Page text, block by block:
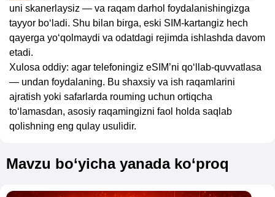
uni skanerlaysiz — va raqam darhol foydalanishingizga
tayyor bo‘ladi. Shu bilan birga, eski SIM-kartangiz hech
qayerga yo‘qolmaydi va odatdagi rejimda ishlashda davom
etadi.
Xulosa oddiy: agar telefoningiz eSIM’ni qo‘llab-quvvatlasa
— undan foydalaning. Bu shaxsiy va ish raqamlarini
ajratish yoki safarlarda rouming uchun ortiqcha
to‘lamasdan, asosiy raqamingizni faol holda saqlab
qolishning eng qulay usulidir.
Mavzu bo‘yicha yanada ko‘proq